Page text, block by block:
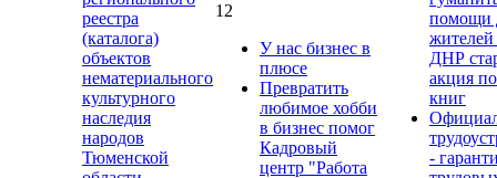
реестра
(каталога)
объектов
нематериального
культурного
наследия
народов
Тюменской
12
У нас бизнес в
плюсе
Превратить
любимое хобби
в бизнес помог
Кадровый
центр "Работа
помощи
ДНР
акция
книг
-